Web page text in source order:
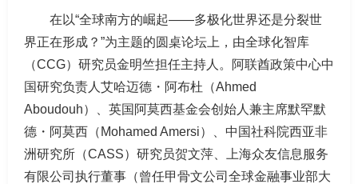
在以“全球南方的崛起——多极化世界还是分裂世
界正在形成？”为主题的圆桌论坛上，由全球化智库
（CCG）研究员金明竺担任主持人。阿联酋政策中心中
国研究负责人艾哈迈德・阿布杜（Ahmed
Aboudouh）、英国阿莫西基金会创始人兼主席默罕默
德・阿莫西（Mohamed Amersi）、中国社科院西亚非
洲研究所（CASS）研究员贺文萍、上海众友信息服务
有限公司执行董事（曾任甲骨文公司全球金融事业部大